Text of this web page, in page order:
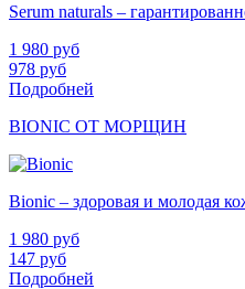
Serum naturals –
1 980 руб
978 руб
Подробней
BIONIC ОТ МОРЩИН
Bionic – здоровая и молодая
1 980 руб
147 руб
Подробней